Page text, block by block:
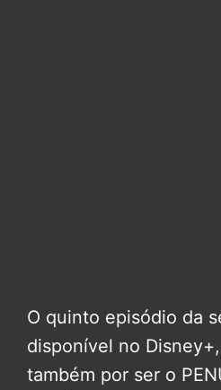
O quinto episódio da
disponível no
também por ser o